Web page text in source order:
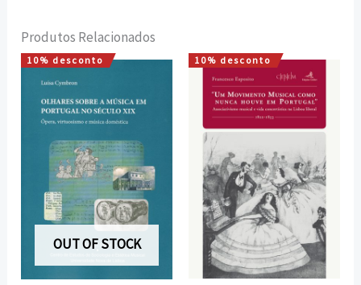
Produtos Relacionados
10% desconto
OUT OF STOCK
O
preço
original
era:
17,00 €.
O
atual
é:
15,30 €.
10% desconto
O
preço
original
era:
20,00 €.
O
preço
atual
é:
18,00 €.